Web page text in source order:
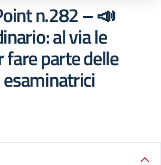
n.282 – 📣
al via le
fare parte delle